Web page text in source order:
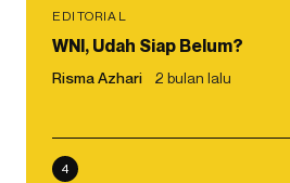
EDITORIAL
WNI, Udah Siap Belum?
Risma Azhari 2 bulan lalu
4